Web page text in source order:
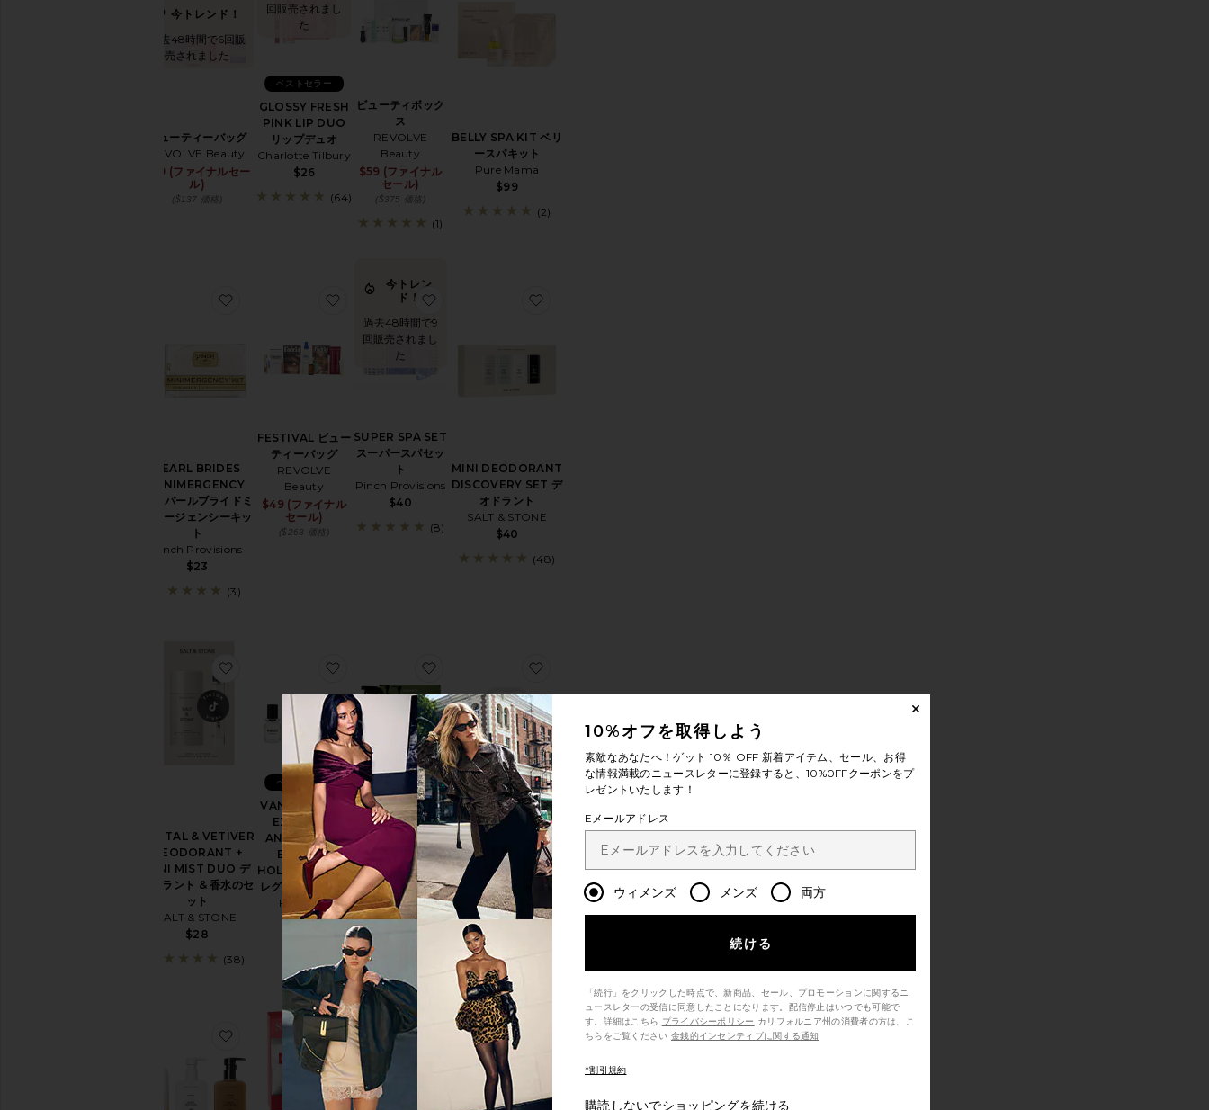
今トレンド！
過去48時間で6回販
売されました
ビューティーバッグ
REVOLVE Beauty
$39 (ファイナルセー
ル)
($137 価格)
回販売されまし
た
GLOSSY FRESH
PINK LIP DUO
リップデュオ
Charlotte Tilbury
$26
ベストセラー
(64)
ビューティボック
ス
REVOLVE
Beauty
$59 (ファイナル
セール)
($375 価格)
(1)
BELLY SPA KIT ベリ
ースパキット
Pure Mama
$99
(2)
PEARL BRIDES
MINIMERGENCY
KIT パールブライドミ
ニマージェンシーキッ
ト
Pinch Provisions
$23
お気に入りPEARL BRIDES MINIMERGENCY KIT パールブライドミニマージェンシーキット
(3)
FESTIVAL ビュー
ティーバッグ
REVOLVE
Beauty
$49 (ファイナル
セール)
($268 価格)
お気に入りFESTIVAL ビューティーバッグ
今トレン
ド！
過去48時間で9
回販売されまし
た
SUPER SPA SET
スーパースパセッ
ト
Pinch Provisions
$40
お気に入りSUPER SPA SET スーパースパセット
(8)
MINI DEODORANT
DISCOVERY SET デ
オドラント
SALT & STONE
$40
(48)
SANTAL & VETIVER
DEODORANT +
MINI MIST DUO デ
オドラント & 香水のセ
ット
SALT & STONE
$28
お気に入りSANTAL & VETIVER DEODORANT + MINI MIST DUO デオドラント & 香水のセット
(38)
VANILLA HAZE
EXTRAIT +
ANGEL DUST
EXTRAIT
HOLIDAY SET フ
レグランスセット
FUGAZZI
$70
ベストセラー
お気に入りVANILLA HAZE EXTRAIT + ANGEL DUST EXTRAIT HOLIDAY SET フレグランスセット
HOME GIFT
BOX ホームギフ
トボックス
Koala Eco
$35
ベストセラー
お気に入りHOME GIFT BOX ホームギフトボックス
LAST TOAST ON
THE COAST
BACHELORETTE
KIT LAST TOAST
ON THE COAST バ
チェロレッテキット
Pinch Provisions
お気に入りTHE HOLI (BODY) KIT ボディ用保湿剤
お気に入りFIRST EXPERIENCE セット
お気に入りCLOUD GIFT SET アイセット
お気に入りPREGNANCY CARE SET プレグナンシーケアセット
10%オフを取得しよう
素敵なあなたへ！ゲット 10％ OFF 新着アイテム、セール、お得
な情報満載のニュースレターに登録すると、10%0FFクーポンをプ
レゼントいたします！
Eメールアドレス
ウィメンズ メンズ 両方
続ける
「続行」をクリックした時点で、新商品、セール、プロモーションに関するニ
ュースレターの受信に同意したことになります。配信停止はいつでも可能で
す。詳細はこちら プライバシーポリシー
ちらをご覧ください 金銭的インセンティブに関する通知
*割引規約
購読しないでショッピングを続ける